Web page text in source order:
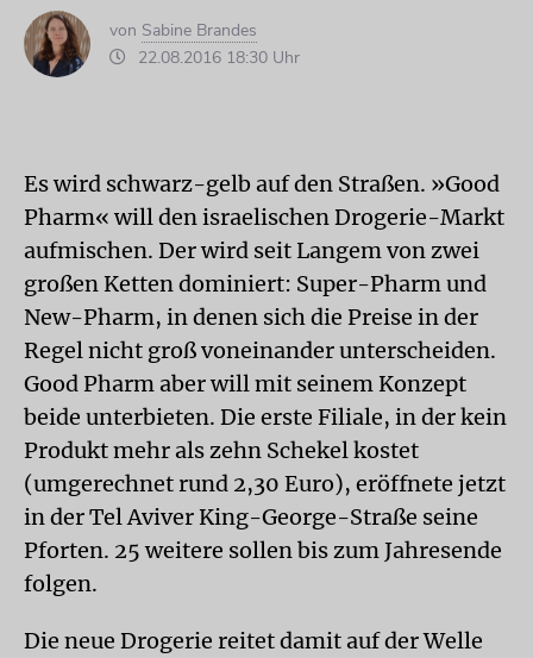
von Sabine Brandes
22.08.2016 18:30 Uhr
Es wird schwarz-gelb auf den Straßen. »Good
Pharm« will den israelischen Drogerie-Markt
aufmischen. Der wird seit Langem von zwei
großen Ketten dominiert: Super-Pharm und
New-Pharm, in denen sich die Preise in der
Regel nicht groß voneinander unterscheiden.
Good Pharm aber will mit seinem Konzept
beide unterbieten. Die erste Filiale, in der kein
Produkt mehr als zehn Schekel kostet
(umgerechnet rund 2,30 Euro), eröffnete jetzt
in der Tel Aviver King-George-Straße seine
Pforten. 25 weitere sollen bis zum Jahresende
folgen.
Die neue Drogerie reitet damit auf der Welle